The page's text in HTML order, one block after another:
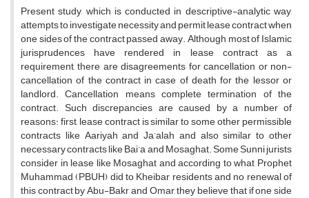
Present study, which is conducted in descriptive-analytic way,
attempts to investigate necessity and permit lease contract when
one sides of the contract passed away. Although most of Islamic
jurisprudences have rendered in lease contract as a
requirement, there are disagreements for cancellation or non-
cancellation of the contract in case of death for the lessor or
landlord. Cancellation means complete termination of the
contract. Such discrepancies are caused by a number of
reasons: first, lease contract is similar to some other permissible
contracts like Aariyah and Ja’alah and also similar to other
necessary contracts like Bai’a and Mosaghat. Some Sunni jurists
consider in lease like Mosaghat and according to what Prophet
Muhammad (PBUH) did to Kheibar residents and no renewal of
this contract by Abu-Bakr and Omar, they believe that if one side